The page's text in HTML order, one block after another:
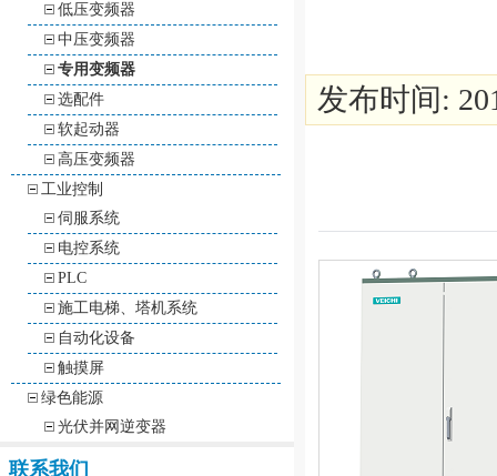
低压变频器
中压变频器
专用变频器
选配件
软起动器
高压变频器
工业控制
伺服系统
电控系统
PLC
施工电梯、塔机系统
自动化设备
触摸屏
绿色能源
光伏并网逆变器
联系我们
发布时间: